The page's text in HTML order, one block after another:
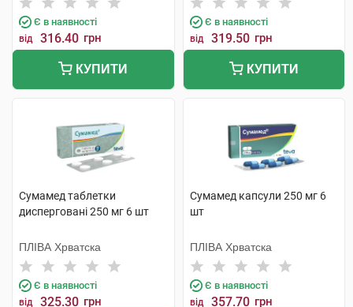
Є в наявності
від 316.40 грн
КУПИТИ
Є в наявності
від 319.50 грн
КУПИТИ
Сумамед таблетки
дисперговані 250 мг 6 шт
ПЛІВА Хрватска
Є в наявності
від 325.30 грн
Сумамед капсули 250 мг 6
шт
ПЛІВА Хрватска
Є в наявності
від 357.70 грн